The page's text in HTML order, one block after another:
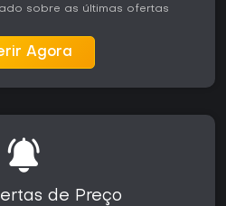
sobre as últimas ofertas
Agora
de Preço